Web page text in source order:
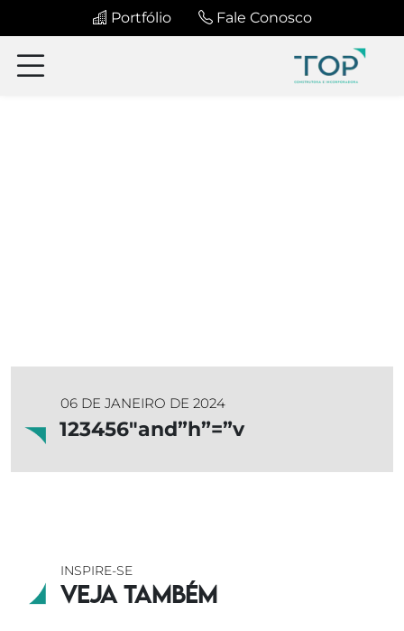
Portfólio Fale Conosco
06 DE JANEIRO DE 2024
123456″and”h”=”v
INSPIRE-SE
Veja também